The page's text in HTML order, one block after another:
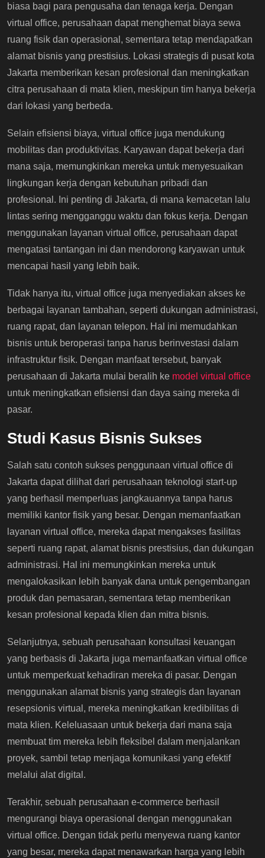
biasa bagi para pengusaha dan tenaga kerja. Dengan
virtual office, perusahaan dapat menghemat biaya sewa
ruang fisik dan operasional, sementara tetap mendapatkan
alamat bisnis yang prestisius. Lokasi strategis di pusat kota
Jakarta memberikan kesan profesional dan meningkatkan
citra perusahaan di mata klien, meskipun tim hanya bekerja
dari lokasi yang berbeda.
Selain efisiensi biaya, virtual office juga mendukung
mobilitas dan produktivitas. Karyawan dapat bekerja dari
mana saja, memungkinkan mereka untuk menyesuaikan
lingkungan kerja dengan kebutuhan pribadi dan
profesional. Ini penting di Jakarta, di mana kemacetan lalu
lintas sering mengganggu waktu dan fokus kerja. Dengan
menggunakan layanan virtual office, perusahaan dapat
mengatasi tantangan ini dan mendorong karyawan untuk
mencapai hasil yang lebih baik.
Tidak hanya itu, virtual office juga menyediakan akses ke
berbagai layanan tambahan, seperti dukungan administrasi,
ruang rapat, dan layanan telepon. Hal ini memudahkan
bisnis untuk beroperasi tanpa harus berinvestasi dalam
infrastruktur fisik. Dengan manfaat tersebut, banyak
perusahaan di Jakarta mulai beralih ke model virtual office
untuk meningkatkan efisiensi dan daya saing mereka di
pasar.
Studi Kasus Bisnis Sukses
Salah satu contoh sukses penggunaan virtual office di
Jakarta dapat dilihat dari perusahaan teknologi start-up
yang berhasil memperluas jangkauannya tanpa harus
memiliki kantor fisik yang besar. Dengan memanfaatkan
layanan virtual office, mereka dapat mengakses fasilitas
seperti ruang rapat, alamat bisnis prestisius, dan dukungan
administrasi. Hal ini memungkinkan mereka untuk
mengalokasikan lebih banyak dana untuk pengembangan
produk dan pemasaran, sementara tetap memberikan
kesan profesional kepada klien dan mitra bisnis.
Selanjutnya, sebuah perusahaan konsultasi keuangan
yang berbasis di Jakarta juga memanfaatkan virtual office
untuk memperkuat kehadiran mereka di pasar. Dengan
menggunakan alamat bisnis yang strategis dan layanan
resepsionis virtual, mereka meningkatkan kredibilitas di
mata klien. Keleluasaan untuk bekerja dari mana saja
membuat tim mereka lebih fleksibel dalam menjalankan
proyek, sambil tetap menjaga komunikasi yang efektif
melalui alat digital.
Terakhir, sebuah perusahaan e-commerce berhasil
mengurangi biaya operasional dengan menggunakan
virtual office. Dengan tidak perlu menyewa ruang kantor
yang besar, mereka dapat menawarkan harga yang lebih